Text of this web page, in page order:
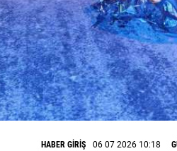
HABER GİRİŞ 06 07 2026 10:18